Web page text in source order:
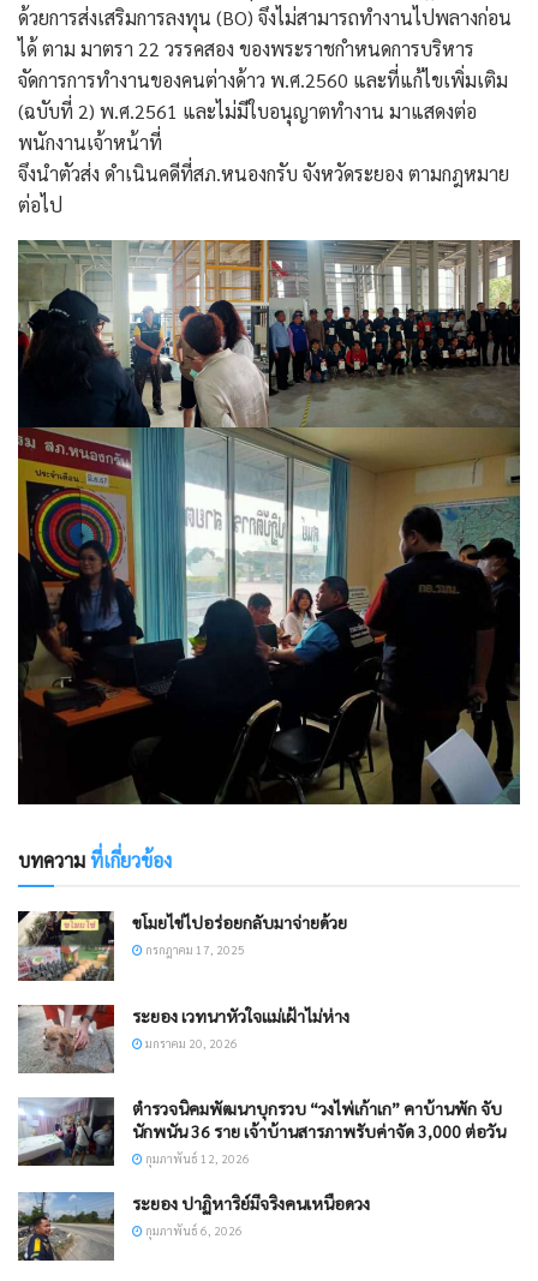
ด้วยการส่งเสริมการลงทุน (BO) จึงไม่สามารถทำงานไปพลางก่อน
ได้ ตาม มาตรา 22 วรรคสอง ของพระราชกำหนดการบริหาร
จัดการการทำงานของคนต่างด้าว พ.ศ.2560 และที่แก้ไขเพิ่มเติม
(ฉบับที่ 2) พ.ศ.2561 และไม่มีใบอนุญาตทำงาน มาแสดงต่อ
พนักงานเจ้าหน้าที่
จึงนำตัวส่ง ดำเนินคดีที่สภ.หนองกรับ จังหวัดระยอง ตามกฎหมาย
ต่อไป
บทความที่เกี่ยวข้อง
ขโมยไข่ไปอร่อยกลับมาจ่ายด้วย
กรกฎาคม 17, 2025
ระยอง เวทนาหัวใจแม่เฝ้าไม่ห่าง
มกราคม 20, 2026
ตำรวจนิคมพัฒนาบุกรวบ “วงไพ่เก้าเก” คาบ้านพัก จับ
นักพนัน 36 ราย เจ้าบ้านสารภาพรับค่าจัด 3,000 ต่อวัน​
กุมภาพันธ์ 12, 2026
ระยอง ปาฏิหาริย์มีจริงคนเหนือดวง
กุมภาพันธ์ 6, 2026